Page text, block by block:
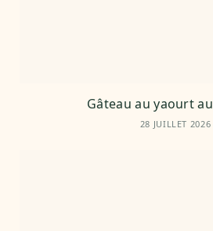
Gâteau au yaourt
28 JUILLET 2026